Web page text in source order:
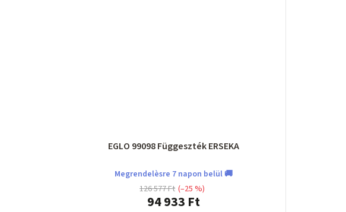
EGLO 99098 Függeszték ERSEKA
Megrendelèsre 7 napon belül 🚚
94 933 Ft
126 577 Ft (–25 %)